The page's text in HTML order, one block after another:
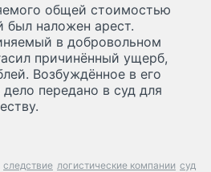
общей стоимостью
был наложен арест.
в добровольном
причинённый ущерб,
Возбуждённое в его
передано в суд для
следствие логистические компании суд